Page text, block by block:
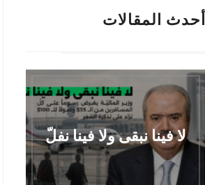
أحدث المقالات
لا فينا نبقى ولا فينا نفلّ